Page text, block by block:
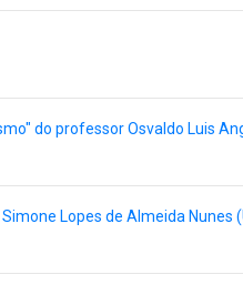
do professor Osvaldo Luis
Lopes de Almeida Nunes